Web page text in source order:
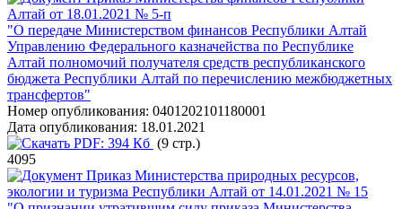
Алтай от 18.01.2021 № 5-п
"О передаче Министерством финансов Республики Алтай
Управлению Федерального казначейства по Республике
Алтай полномочий получателя средств республиканского
бюджета Республики Алтай по перечислению межбюджетных
трансфертов"
Номер опубликования: 0401202101180001
Дата опубликования: 18.01.2021
PDF: 394 Кб (9 стр.)
4095
Приказ Министерства природных ресурсов,
экологии и туризма Республики Алтай от 14.01.2021 № 15